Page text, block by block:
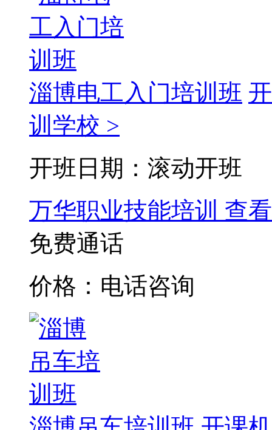
淄博电工入门培训班
训学校 >
开班日期：滚动开班
万华职业技能培训 查
免费通话
价格：电话咨询